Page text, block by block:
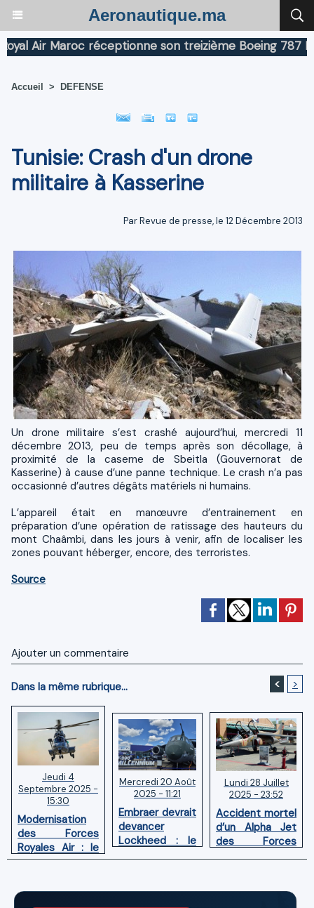
Aeronautique.ma
Air Maroc réceptionne son treizième Boeing 787
Accueil > DEFENSE
Tunisie: Crash d'un drone
militaire à Kasserine
Par Revue de presse, le 12 Décembre 2013
Un drone militaire s’est crashé aujourd’hui, mercredi 11
décembre 2013, peu de temps après son décollage, à
proximité de la caserne de Sbeitla (Gouvernorat de
Kasserine) à cause d’une panne technique. Le crash n’a pas
occasionné d’autres dégâts matériels ni humains.
L’appareil était en manœuvre d’entrainement en
préparation d’une opération de ratissage des hauteurs du
mont Chaâmbi, dans les jours à venir, afin de localiser les
zones pouvant héberger, encore, des terroristes.
Source
Ajouter un commentaire
Dans la même rubrique... < >
Jeudi 4
Septembre 2025 -
15:30
Modernisation
des Forces
Royales Air : le
Maroc acquiert
Mercredi 20 Août
2025 - 11:21
Embraer devrait
devancer
Lockheed : le
Lundi 28 Juillet
2025 - 23:52
Accident mortel
d’un Alpha Jet
des Forces
Royales Air à